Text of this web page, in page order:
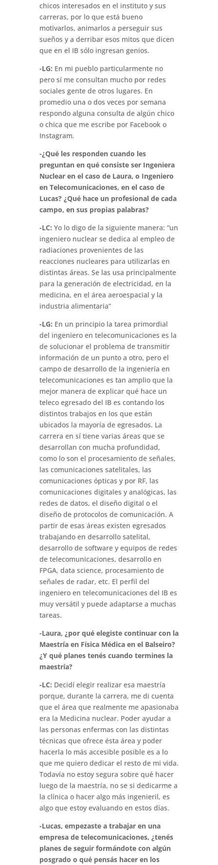
chicos interesados en el instituto y sus
carreras, por lo que está bueno
motivarlos, animarlos a perseguir sus
sueños y a derribar esos mitos que dicen
que en el IB sólo ingresan genios.
-LG: En mi pueblo particularmente no
pero sí me consultan mucho por redes
sociales gente de otros lugares. En
promedio una o dos veces por semana
respondo alguna consulta de algún chico
o chica que me escribe por Facebook o
Instagram.
-¿Qué les responden cuando les
preguntan en qué consiste ser Ingeniera
Nuclear en el caso de Laura, o Ingeniero
en Telecomunicaciones, en el caso de
Lucas? ¿Qué hace un profesional de cada
campo, en sus propias palabras?
-LC: Yo lo digo de la siguiente manera: “un
ingeniero nuclear se dedica al empleo de
radiaciones provenientes de las
reacciones nucleares para utilizarlas en
distintas áreas. Se las usa principalmente
para la generación de electricidad, en la
medicina, en el área aeroespacial y la
industria alimentaria”
-LG: En un principio la tarea primordial
del ingeniero en telecomunicaciones es la
de solucionar el problema de transmitir
información de un punto a otro, pero el
campo de desarrollo de la ingeniería en
telecomunicaciones es tan amplio que la
mejor manera de explicar qué hace un
teleco egresado del IB es contando los
distintos trabajos en los que están
ubicados la mayoría de egresados. La
carrera en sí tiene varias áreas que se
desarrollan con mucha profundidad,
como lo son el procesamiento de señales,
las comunicaciones satelitales, las
comunicaciones ópticas y por RF, las
comunicaciones digitales y analógicas, las
redes de datos, el diseño digital o el
diseño de protocolos de comunicación. A
partir de esas áreas existen egresados
trabajando en desarrollo satelital,
desarrollo de software y equipos de redes
de telecomunicaciones, desarrollo en
FPGA, data science, procesamiento de
señales de radar, etc. El perfil del
ingeniero en telecomunicaciones del IB es
muy versátil y puede adaptarse a muchas
tareas.
-Laura, ¿por qué elegiste continuar con la
Maestría en Física Médica en el Balseiro?
¿Y qué planes tenés cuando termines la
maestría?
-LC: Decidí elegir realizar esa maestría
porque, durante la carrera, me di cuenta
que el área que realmente me apasionaba
era la Medicina nuclear. Poder ayudar a
las personas enfermas con las distintas
técnicas que ofrece ésta área y poder
hacerla lo más accesible posible es a lo
que me quiero dedicar el resto de mi vida.
Todavía no estoy segura sobre qué hacer
luego de la maestría, no se si dedicarme a
la clínica o hacer algo más ingenieril, es
algo que estoy evaluando en estos días.
-Lucas, empezaste a trabajar en una
empresa de telecomunicaciones, ¿tenés
planes de seguir formándote con algún
posgrado o qué pensás hacer en los